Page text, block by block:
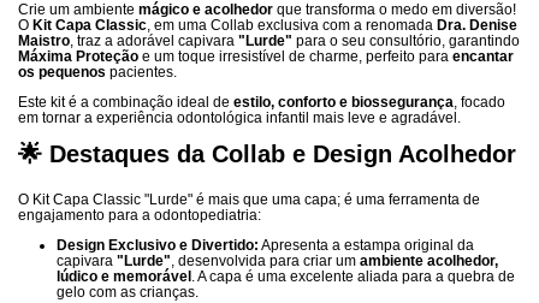
Crie um ambiente mágico e acolhedor que transforma o medo em diversão!
O Kit Capa Classic, em uma Collab exclusiva com a renomada Dra. Denise
Maistro, traz a adorável capivara "Lurde" para o seu consultório, garantindo
Máxima Proteção e um toque irresistível de charme, perfeito para encantar
os pequenos pacientes.
Este kit é a combinação ideal de estilo, conforto e biossegurança, focado
em tornar a experiência odontológica infantil mais leve e agradável.
🌟 Destaques da Collab e Design Acolhedor
O Kit Capa Classic "Lurde" é mais que uma capa; é uma ferramenta de
engajamento para a odontopediatria:
Design Exclusivo e Divertido: Apresenta a estampa original da
capivara "Lurde", desenvolvida para criar um ambiente acolhedor,
lúdico e memorável . A capa é uma excelente aliada para a quebra de
gelo com as crianças.